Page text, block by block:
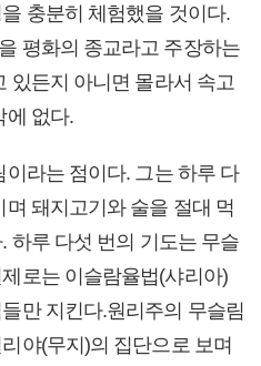
충분히 체험했을 것이다.
평화의 종교라고 주장하는
있든지 아니면 몰라서 속고
에 없다.
라는 점이다. 그는 하루 다
돼지고기와 술을 절대 먹
하루 다섯 번의 기도는 무슬
로는 이슬람율법(샤리아)
만 지킨다.원리주의 무슬림
야(무지)의 집단으로 보며